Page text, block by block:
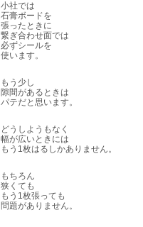
小社では
石膏ボードを
張ったときに
繋ぎ合わせ面では
必ずシールを
使います。
もう少し
隙間があるときは
パテだと思います。
どうしようもなく
幅が広いときには
もう1枚はるしかありません。
もちろん
狭くても
もう1枚張っても
問題がありません。